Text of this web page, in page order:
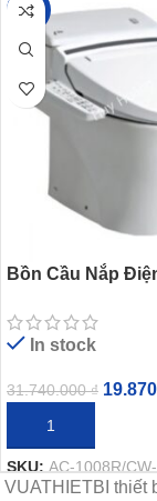
-37%
Bồn Cầu Nắp
In stock
31.740.000₫
THÊM VÀO GIỎ
SKU:AC-1008R/
VUATHIETBI thiết